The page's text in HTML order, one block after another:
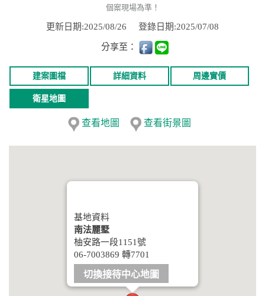
個案現場為準！
更新日期:2025/08/26 登錄日期:2025/07/08
分享至：
建案圖檔 詳細資料 周邊實價
衛星地圖
查看地圖 查看街景圖
基地資料
南法麗墅
柚安路一段1151號
06-7003869 轉7701
切換接待中心地圖